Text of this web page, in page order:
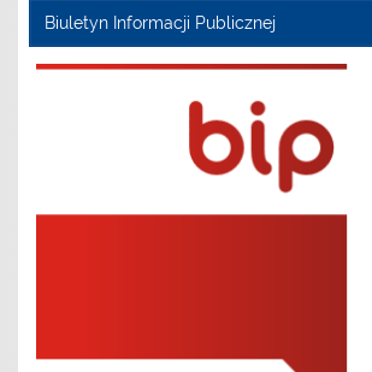
Biuletyn Informacji Publicznej